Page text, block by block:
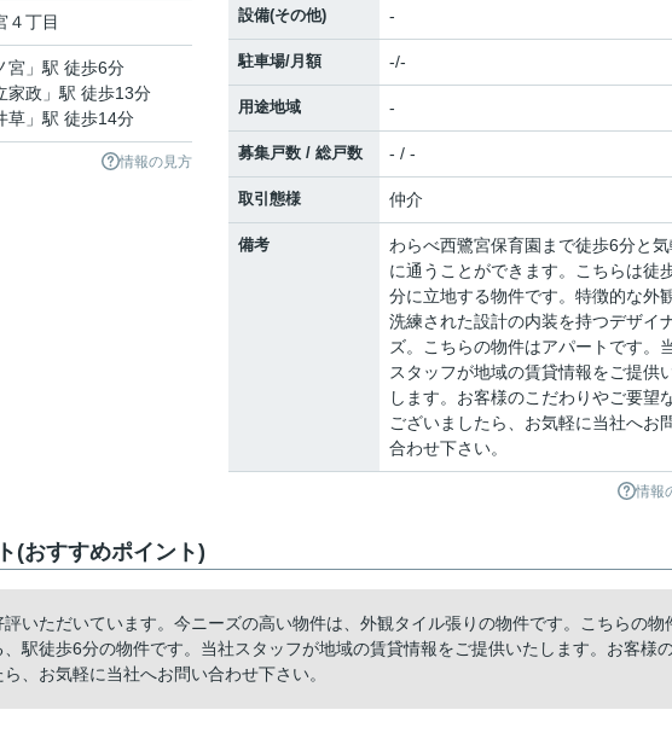
４丁目
宮 」駅 徒歩6分
家政 」駅 徒歩13分
草 」駅 徒歩14分
情報の見方
設備(その他) -
駐車場/月額 -/-
用途地域 -
募集戸数 / 総戸数 - / -
取引態様 仲介
備考
わらべ西鷺宮保育園まで徒歩6分と
に通うことができます。こちらは徒
分に立地する物件です。特徴的な外
洗練された設計の内装を持つデザイ
ズ。こちらの物件はアパートです。
スタッフが地域の賃貸情報をご提供
します。お客様のこだわりやご要望
ございましたら、お気軽に当社へお
合わせ下さい。
情報
(おすすめポイント)
いただいています。今ニーズの高い物件は、外観タイル張りの物件です。こちらの物
駅徒歩6分の物件です。当社スタッフが地域の賃貸情報をご提供いたします。お客様
、お気軽に当社へお問い合わせ下さい。